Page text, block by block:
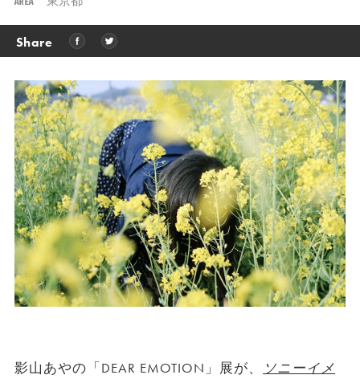
Share
影山あやの「DEAR EMOTION」展が、
ソニーイメ